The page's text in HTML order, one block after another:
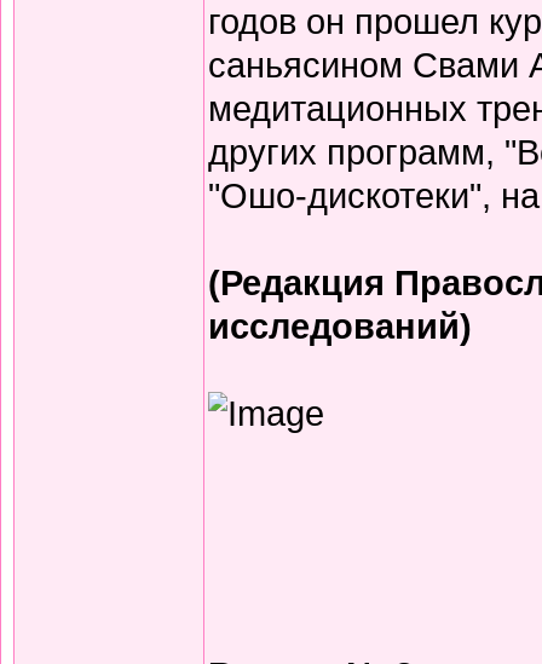
годов он прошел
саньясином
медитационных
других программ,
"Ошо-дискотеки",
(Редакция
исследований)